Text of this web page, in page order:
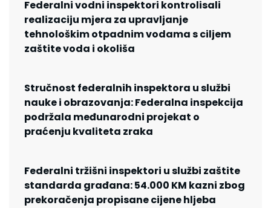
Federalni vodni inspektori kontrolisali
realizaciju mjera za upravljanje
tehnološkim otpadnim vodama s ciljem
zaštite voda i okoliša
Stručnost federalnih inspektora u službi
nauke i obrazovanja: Federalna inspekcija
podržala međunarodni projekat o
praćenju kvaliteta zraka
Federalni tržišni inspektori u službi zaštite
standarda građana: 54.000 KM kazni zbog
prekoračenja propisane cijene hljeba